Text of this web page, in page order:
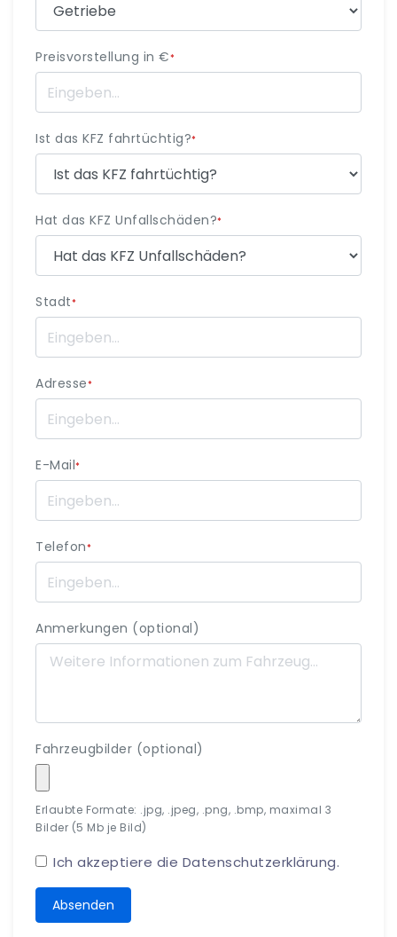
Preisvorstellung in €*
Ist das KFZ fahrtüchtig?*
Hat das KFZ Unfallschäden?*
Stadt*
Adresse*
E-Mail*
Telefon*
Anmerkungen (optional)
Fahrzeugbilder (optional)
Erlaubte Formate: .jpg, .jpeg, .png, .bmp, maximal 3
Bilder (5 Mb je Bild)
Ich akzeptiere die Datenschutzerklärung.
Absenden